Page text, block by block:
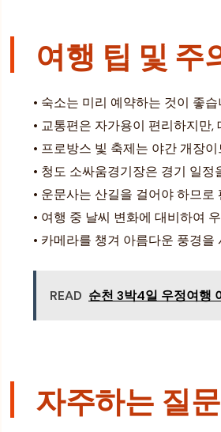
여행 팁 및 주
• 숙소는 미리 예약하는 것이 좋
• 교통편은 자가용이 편리하지만
• 프로방스 빛 축제는 야간 개장
• 청도 소싸움경기장은 경기 일
• 운문사는 산길을 걸어야 하므
• 여행 중 날씨 변화에 대비하여
• 카메라를 챙겨 아름다운 풍경을
READ 순천 3박4일 우정여행
자주하는 질문